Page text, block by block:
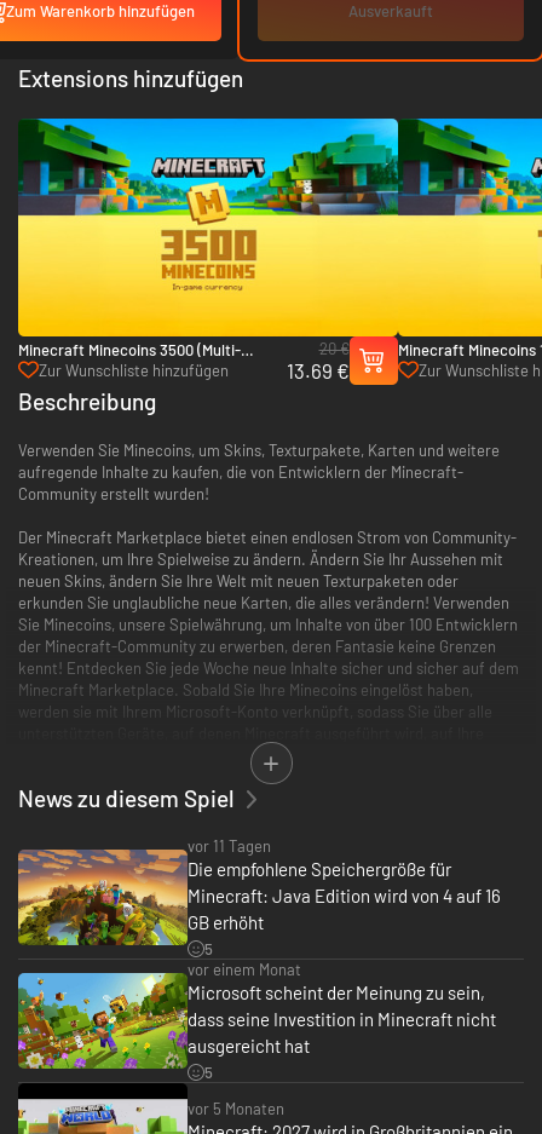
Zum Warenkorb hinzufügen Ausverkauft
Extensions hinzufügen
Minecraft Minecoins 3500 (Multi-
Platform)
Zur Wunschliste hinzufügen
20 €
13.69 €
Minecraft Minecoins
Platform)
Zur Wunschliste
Beschreibung
Verwenden Sie Minecoins, um Skins, Texturpakete, Karten und weitere
aufregende Inhalte zu kaufen, die von Entwicklern der Minecraft-
Community erstellt wurden!
Der Minecraft Marketplace bietet einen endlosen Strom von Community-
Kreationen, um Ihre Spielweise zu ändern. Ändern Sie Ihr Aussehen mit
neuen Skins, ändern Sie Ihre Welt mit neuen Texturpaketen oder
erkunden Sie unglaubliche neue Karten, die alles verändern! Verwenden
Sie Minecoins, unsere Spielwährung, um Inhalte von über 100 Entwicklern
der Minecraft-Community zu erwerben, deren Fantasie keine Grenzen
kennt! Entdecken Sie jede Woche neue Inhalte sicher und sicher auf dem
Minecraft Marketplace. Sobald Sie Ihre Minecoins eingelöst haben,
werden sie mit Ihrem Microsoft-Konto verknüpft, sodass Sie über alle
Münzen und Einkäufe zugreifen können
News zu diesem Spiel
vor 11 Tagen
Die empfohlene Speichergröße für
Minecraft: Java Edition wird von 4 auf 16
GB erhöht
5
vor einem Monat
Microsoft scheint der Meinung zu sein,
dass seine Investition in Minecraft nicht
ausgereicht hat
5
vor 5 Monaten